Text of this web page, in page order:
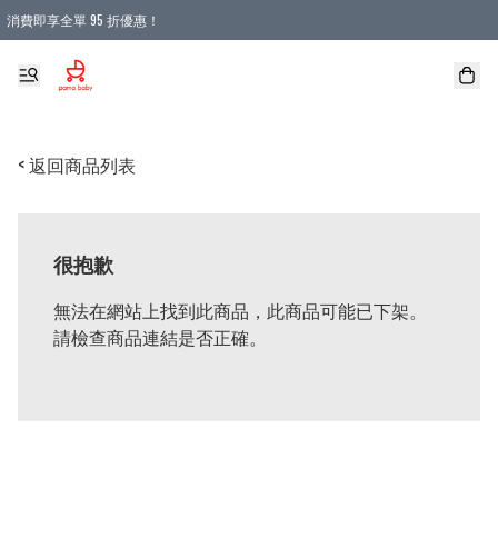
消費即享全單 95 折優惠！
購物滿 HKD 900.00即享免運費優惠！（適用於 本地送貨、本地取貨 )
< 返回商品列表
很抱歉
無法在網站上找到此商品，此商品可能已下架。
請檢查商品連結是否正確。